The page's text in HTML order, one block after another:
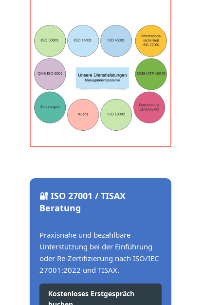
🔐 ISO 27001 / TISAX
Beratung
Praxisnahe und bezahlbare
Unterstützung bei der Einführung
oder Re-Zertifizierung nach ISO/IEC
27001:2022 und TISAX.
Kostenloses Erstgespräch